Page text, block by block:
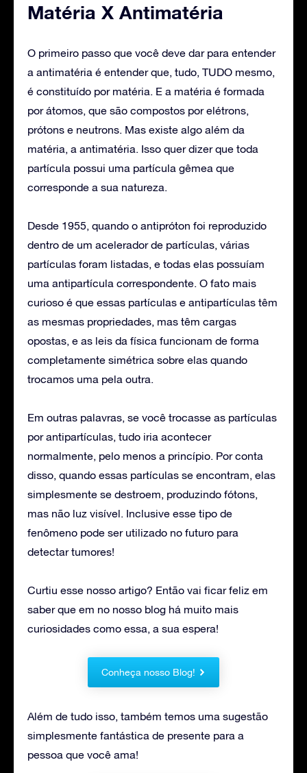
Matéria X Antimatéria
‌O primeiro passo que você deve dar para entender
a antimatéria é entender que, tudo, TUDO mesmo,
é constituído por matéria. E a matéria é formada
por átomos, que são compostos por elétrons,
prótons e neutrons. Mas existe algo além da
matéria, a antimatéria. Isso quer dizer que toda
partícula possui uma partícula gêmea que
corresponde a sua natureza.
Desde 1955, quando o antipróton foi reproduzido
dentro de um acelerador de partículas, várias
partículas foram listadas, e todas elas possuíam
uma antipartícula correspondente. O fato mais
curioso é que essas partículas e antipartículas têm
as mesmas propriedades, mas têm cargas
opostas, e as leis da física funcionam de forma
completamente simétrica sobre elas quando
trocamos uma pela outra.
Em outras palavras, se você trocasse as partículas
por antipartículas, tudo iria acontecer
normalmente, pelo menos a princípio. Por conta
disso, quando essas partículas se encontram, elas
simplesmente se destroem, produzindo fótons,
mas não luz visível. Inclusive esse tipo de
fenômeno pode ser utilizado no futuro para
detectar tumores!
Curtiu esse nosso artigo? Então vai ficar feliz em
saber que em no nosso blog há muito mais
curiosidades como essa, a sua espera!
Conheça nosso Blog!
Além de tudo isso, também temos uma sugestão
simplesmente fantástica de presente para a
pessoa que você ama!